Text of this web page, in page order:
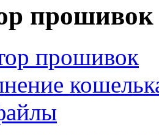
прошивок
прошивок